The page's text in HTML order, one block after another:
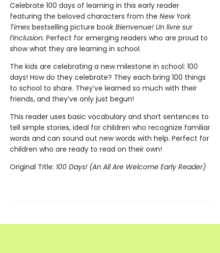
Celebrate 100 days of learning in this early reader
featuring the beloved characters from the New York
Times bestselling picture book Bienvenue! Un livre sur
l’inclusion. Perfect for emerging readers who are proud to
show what they are learning in school.
The kids are celebrating a new milestone in school: 100
days! How do they celebrate? They each bring 100 things
to school to share. They’ve learned so much with their
friends, and they’ve only just begun!
This reader uses basic vocabulary and short sentences to
tell simple stories, ideal for children who recognize familiar
words and can sound out new words with help. Perfect for
children who are ready to read on their own!
Original Title: 100 Days! (An All Are Welcome Early Reader)